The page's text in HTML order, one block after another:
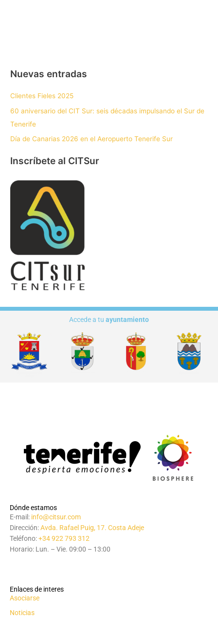
Nuevas entradas
Clientes Fieles 2025
60 aniversario del CIT Sur: seis décadas impulsando el Sur de
Tenerife
Día de Canarias 2026 en el Aeropuerto Tenerife Sur
Inscríbete al CITSur
Accede a tu ayuntamiento
Dónde estamos
E-mail: info@citsur.com
Dirección:Avda. Rafael Puig, 17. Costa Adeje
Teléfono:+34 922 793 312
Horario: Lun. – Vie. 09:00 – 13:00
Enlaces de interes
Asociarse
Noticias